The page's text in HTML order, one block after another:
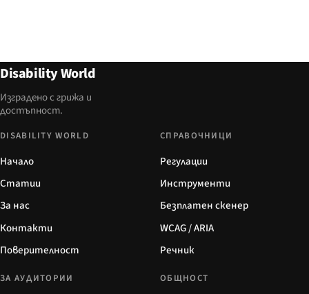
Disability World
Изградено с грижа и
достъпност.
DISABILITY WORLD
Начало
Статии
За нас
Контакти
Поверителност
СПРАВОЧНИЦИ
Регулации
Инструменти
Безплатен скенер
WCAG / ARIA
Речник
ЗА АУДИТОРИИ ОБЩНОСТ